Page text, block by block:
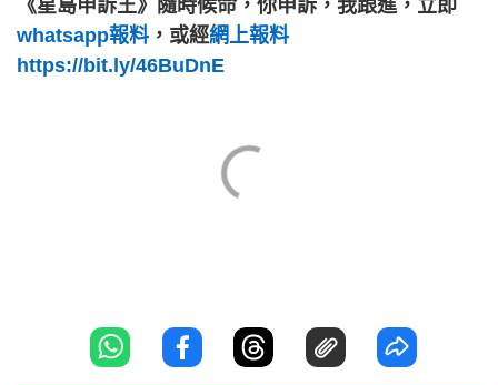
《星島申訴王》隨時候命，你申訴，我跟進，立即
whatsapp報料，或經網上報料
https://bit.ly/46BuDnE